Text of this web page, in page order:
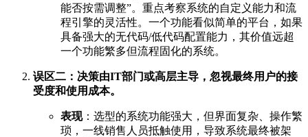
能否按需调整”。重点考察系统的自定义能力和流
程引擎的灵活性。一个功能看似简单的平台，如果
具备强大的无代码/低代码配置能力，其价值远超
一个功能繁多但流程固化的系统。
误区二：决策由IT部门或高层主导，忽视最终用户的接
受度和使用成本。
表现：选型的系统功能强大，但界面复杂、操作繁
琐，一线销售人员抵触使用，导致系统最终被架